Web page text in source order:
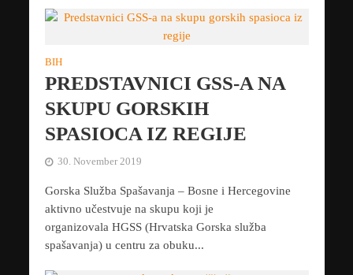
BIH
PREDSTAVNICI GSS-A NA
SKUPU GORSKIH
SPASIOCA IZ REGIJE
30. November 2019
Gorska Služba Spašavanja – Bosne i Hercegovine
aktivno učestvuje na skupu koji je
organizovala HGSS (Hrvatska Gorska služba
spašavanja) u centru za obuku...